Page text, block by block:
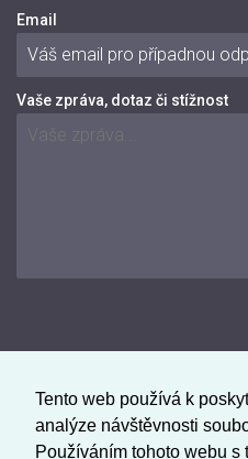
Tento web používá k
analýze návštěvnosti
Používáním tohoto webu s
Email
Vaše zpráva, dotaz či stížnost